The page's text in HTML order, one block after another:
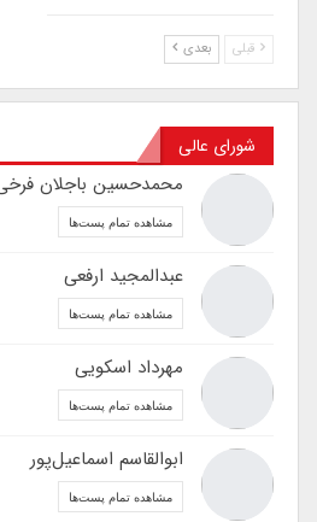
قبلی بعدی
شورای عالی
محمدحسین باجلان فرخی
مشاهده تمام پست‌ها
عبدالمجید ارفعی
مشاهده تمام پست‌ها
مهرداد اسکویی
مشاهده تمام پست‌ها
ابوالقاسم اسماعیل‌پور
مشاهده تمام پست‌ها